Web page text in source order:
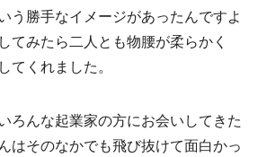
う勝手なイメージがあったんですよ
てみたら二人とも物腰が柔らかく
てくれました。
ろんな起業家の方にお会いしてきた
はそのなかでも飛び抜けて面白かっ